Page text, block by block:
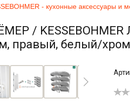
- кухонные аксессуары и
/
правый, белый/